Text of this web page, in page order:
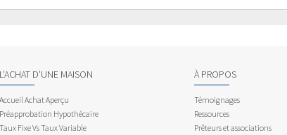
L’ACHAT D’UNE MAISON
Accueil Achat Aperçu
Préapprobation Hypothécaire
Taux Fixe Vs Taux Variable
À PROPOS
Témoignages
Ressources
Prêteurs et associations